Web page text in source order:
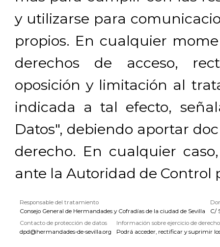
y utilizarse para
propios. En cualquier
derechos de acceso,
oposición y limitación al
indicada a tal efecto,
Datos", debiendo aportar
derecho. En cualquier
ante la Autoridad de Control
Responsable del tratamiento
Consejo General de Hermandades y Cofradías de la ciudad de Sevilla
C/
Contacto de protección de datos
dpd@hermandades-de-sevilla.org
Información sobre ejercicio de
Podrá acceder, rectificar y suprimir